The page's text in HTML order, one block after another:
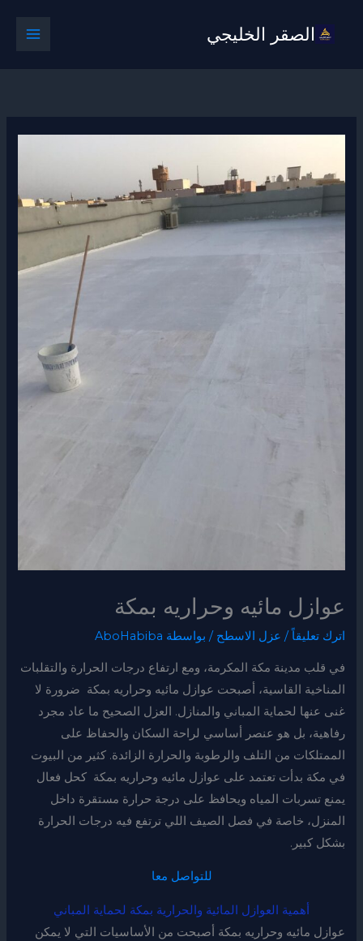
الصقر الخليجي
عوازل مائيه وحراريه بمكة
اترك تعليقاً / عزل الاسطح / بواسطة AboHabiba
في قلب مدينة مكة المكرمة، ومع ارتفاع درجات الحرارة والتقلبات
المناخية القاسية، أصبحت عوازل مائيه وحراريه بمكة ضرورة لا
غنى عنها لحماية المباني والمنازل. العزل الصحيح ما عاد مجرد
رفاهية، بل هو عنصر أساسي لراحة السكان والحفاظ على
الممتلكات من التلف والرطوبة والحرارة الزائدة. كثير من البيوت
في مكة بدأت تعتمد على عوازل مائيه وحراريه بمكة كحل فعال
يمنع تسربات المياه ويحافظ على درجة حرارة مستقرة داخل
المنزل، خاصة في فصل الصيف اللي ترتفع فيه درجات الحرارة
بشكل كبير.
للتواصل معا
أهمية العوازل المائية والحرارية بمكة لحماية المباني
عوازل مائيه وحراريه بمكة أصبحت من الأساسيات التي لا يمكن